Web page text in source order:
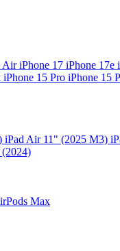
AiriPhone 17 iPhone 17e
iPhone 15 Pro iPhone 15
iPad Air 11" (2025 M3)
Max